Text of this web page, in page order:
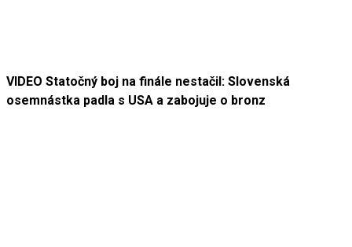
VIDEO Statočný boj na finále nestačil: Slovenská
osemnástka padla s USA a zabojuje o bronz